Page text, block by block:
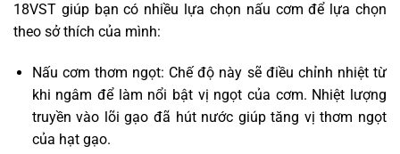
18VST giúp bạn có nhiều lựa chọn nấu cơm để lựa chọn
theo sở thích của mình:
Nấu cơm thơm ngọt: Chế độ này sẽ điều chỉnh nhiệt từ
khi ngâm để làm nổi bật vị ngọt của cơm. Nhiệt lượng
truyền vào lõi gạo đã hút nước giúp tăng vị thơm ngọt
của hạt gạo.